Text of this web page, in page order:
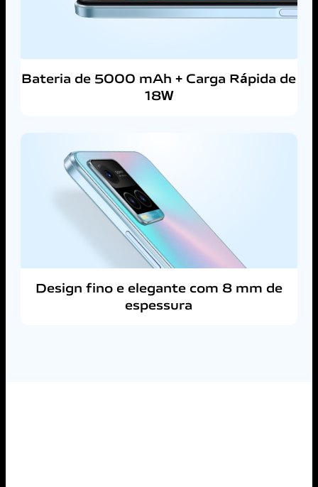
Bateria de 5000 mAh + Carga Rápida de
18W
Design fino e elegante com 8 mm de
espessura